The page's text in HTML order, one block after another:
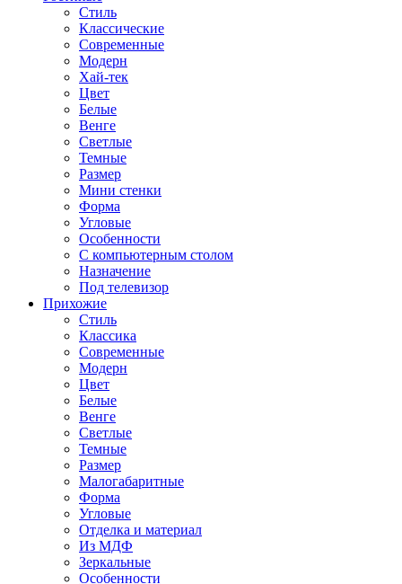
Стиль
Классические
Современные
Модерн
Хай-тек
Цвет
Белые
Венге
Светлые
Темные
Размер
Мини стенки
Форма
Угловые
Особенности
С компьютерным столом
Назначение
Под телевизор
Прихожие
Стиль
Классика
Современные
Модерн
Цвет
Белые
Венге
Светлые
Темные
Размер
Малогабаритные
Форма
Угловые
Отделка и материал
Из МДФ
Зеркальные
Особенности